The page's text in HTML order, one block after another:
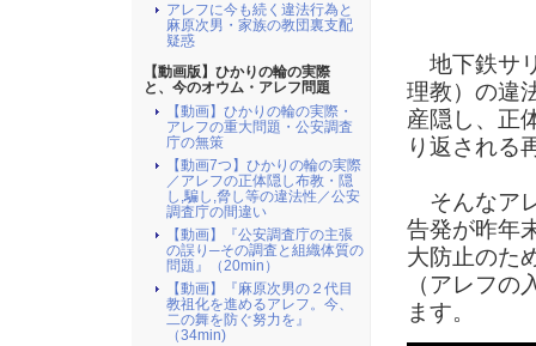
地下鉄サ
理教）の違
産隠し、正
り返される
そんなア
告発が昨年
大防止のた
（アレフ
ます。
アレフに今も続く違法行為と
麻原次男・家族の教団裏支配
疑惑
【動画版】ひかりの輪の実際
と、今のオウム・アレフ問題
【動画】ひかりの輪の実際・
アレフの重大問題・公安調査
庁の無策
【動画7つ】ひかりの輪の実際
／アレフの正体隠し布教・隠
し,騙し,脅し等の違法性／公安
調査庁の間違い
【動画】『公安調査庁の主張
の誤り─その調査と組織体質の
問題』（20min）
【動画】『麻原次男の２代目
教祖化を進めるアレフ。今、
二の舞を防ぐ努力を』
（34min)